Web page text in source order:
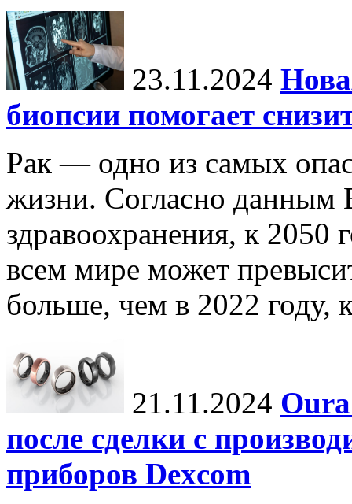
23.11.2024
биопсии помогает
Рак — одно из самых
жизни. Согласно данным
здравоохранения, к 2050
всем мире может
больше, чем в 2022 году,
21.11.2024
после сделки с
приборов Dexcom